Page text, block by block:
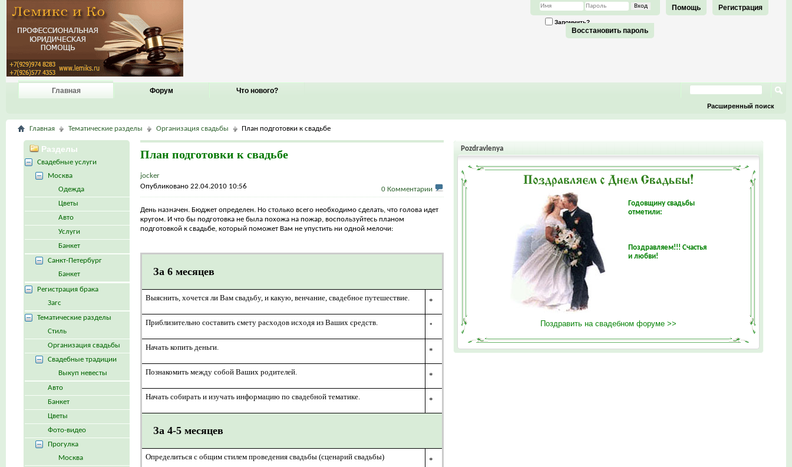
Регистрация
Помощь
Запомнить?
Восстановить пароль
Главная Форум Что нового?
Расширенный поиск
Главная Тематические разделы Организация свадьбы План подготовки к свадьбе
План подготовки к свадьбе
jocker
Опубликовано 22.04.2010 10:56
0 Комментарии
День назначен. Бюджет определен. Но столько всего необходимо сделать, что голова идет
кругом. И что бы подготовка не была похожа на пожар, воспользуйтесь планом
подготовкой к свадьбе, который поможет Вам не упустить ни одной мелочи:
За 6 месяцев
Выяснить, хочется ли Вам свадьбу, и какую, венчание, свадебное путешествие. *
Приблизительно составить смету расходов исходя из Ваших средств. *
Начать копить деньги. *
Познакомить между собой Ваших родителей. *
Начать собирать и изучать информацию по свадебной тематике. *
За 4-5 месяцев
Определиться с общим стилем проведения свадьбы (сценарий свадьбы) *
Pozdravlenya
Годовщину свадьбы
отметили:
Поздравляем!!! Счастья
и любви!
Поздравить на свадебном форуме >>
Разделы
Свадебные услуги
Москва
Одежда
Цветы
Авто
Услуги
Банкет
Санкт-Петербург
Банкет
Регистрация брака
Загс
Тематические разделы
Стиль
Организация свадьбы
Свадебные традиции
Выкуп невесты
Авто
Банкет
Цветы
Фото-видео
Прогулка
Москва